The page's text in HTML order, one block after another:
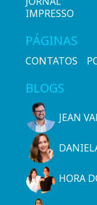
IMPRESSO
PÁGINAS
CONTATOS
BLOGS
JEAN
HORA